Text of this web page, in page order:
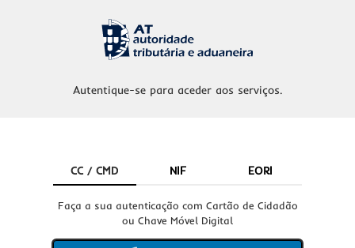
Autentique-se para aceder aos serviços.
CC / CMD NIF EORI
Faça a sua autenticação com Cartão de Cidadão
ou Chave Móvel Digital